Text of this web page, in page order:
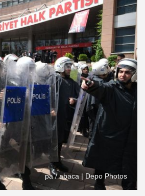
pa / abaca | Depo Photos